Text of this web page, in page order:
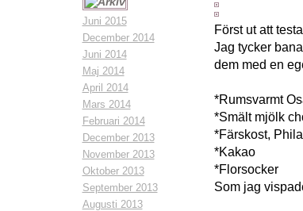
Juni 2015
December 2014
Juni 2014
Maj 2014
April 2014
Mars 2014
Februari 2014
December 2013
November 2013
Oktober 2013
September 2013
Augusti 2013
Först ut att
Jag tycker
dem med en
*Rumsvarmt
*Smält mjölk
*Färskost,
*Kakao
*Florsocker
Som jag